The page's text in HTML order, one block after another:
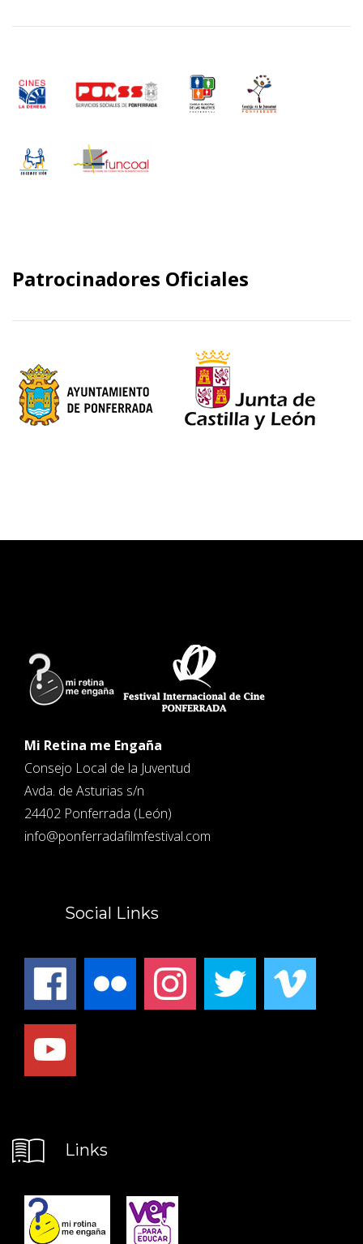
Patrocinadores Oficiales
Mi Retina me Engaña
Consejo Local de la Juventud
Avda. de Asturias s/n
24402 Ponferrada (León)
info@ponferradafilmfestival.com
Social Links
Links